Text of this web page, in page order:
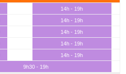
14h - 19h
14h - 19h
14h - 19h
14h - 19h
14h - 19h
9h30 - 19h